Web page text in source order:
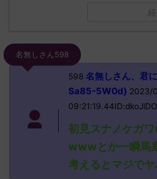
名無しさん598
598名無しさん、君
Sa85-5W0d) 2023/
初見スナノケガ
wwwとか一瞬馬
考えるとマジで